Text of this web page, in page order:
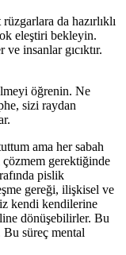
da hazırlıklı
eleştiri bekleyin.
insanlar gıcıktır.
öğrenin. Ne
sizi raydan
ama her sabah
çözmem gerektiğinde
pislik
gereği, ilişkisel ve
kendi kendilerine
dönüşebilirler. Bu
Bu süreç mental